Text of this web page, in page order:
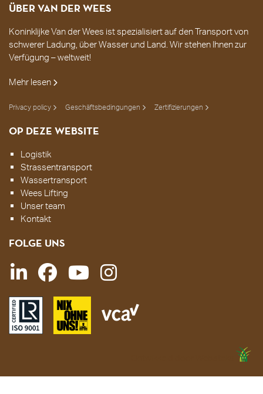
ÜBER VAN DER WEES
Koninklijke Van der Wees ist spezialisiert auf den Transport von
schwerer Ladung, über Wasser und Land. Wir stehen Ihnen zur
Verfügung – weltweit!
Mehr lesen
Privacy policy Geschäftsbedingungen Zertifizierungen
OP DEZE WEBSITE
Logistik
Strassentransport
Wassertransport
Wees Lifting
Unser team
Kontakt
FOLGE UNS